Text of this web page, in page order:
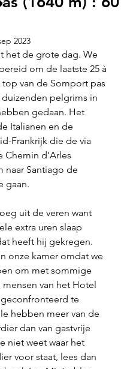
2023
het de grote dag. We
om de laatste 25 à
top van de Somport pas
pelgrims in
gedaan. Het
Italianen en de
Frankrijk die de via
Chemin d’Arles
naar Santiago de
gaan.
uit de veren want
extra uren slaap
heeft hij gekregen.
onze kamer omdat we
om met sommige
van het Hotel
geconfronteerd te
hebben meer van de
dan van gastvrije
niet weet waar het
voor staat, lees dan